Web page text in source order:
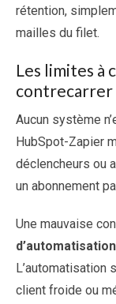
rétention,
mailles du filet.
Les limites à
contrecarrer
Aucun système
HubSpot-Zapier
déclencheurs ou
un abonnement
Une mauvaise
L’automatisation
client froide ou